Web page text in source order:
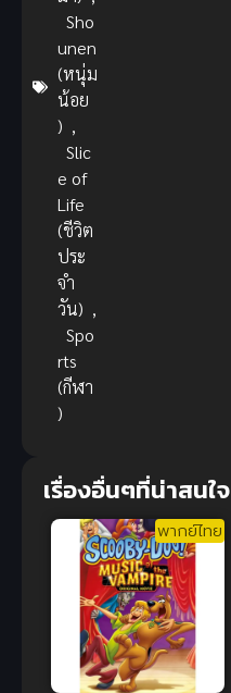
Sho
unen
(หนุ่ม
น้อย
) ,
Slic
e of
Life
(ชีวิต
ประ
จำ
วัน) ,
Spo
rts
(กีฬา
)
เรื่องอื่นๆที่น่าสนใจ
พากย์ไทย